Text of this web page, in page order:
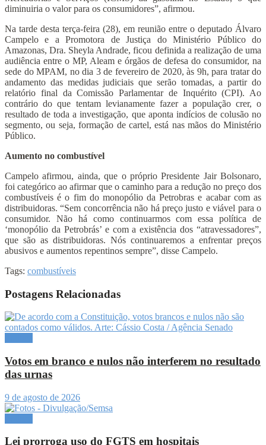
diminuiria o valor para os consumidores”, afirmou.
Na tarde desta terça-feira (28), em reunião entre o deputado Álvaro
Campelo e a Promotora de Justiça do Ministério Público do
Amazonas, Dra. Sheyla Andrade, ficou definida a realização de uma
audiência entre o MP, Aleam e órgãos de defesa do consumidor, na
sede do MPAM, no dia 3 de fevereiro de 2020, às 9h, para tratar do
andamento das medidas judiciais que serão tomadas, a partir do
relatório final da Comissão Parlamentar de Inquérito (CPI). Ao
contrário do que tentam levianamente fazer a população crer, o
resultado de toda a investigação, que aponta indícios de colusão no
segmento, ou seja, formação de cartel, está nas mãos do Ministério
Público.
Aumento no combustível
Campelo afirmou, ainda, que o próprio Presidente Jair Bolsonaro,
foi categórico ao afirmar que o caminho para a redução no preço dos
combustíveis é o fim do monopólio da Petrobras e acabar com as
distribuidoras. “Sem concorrência não há preço justo e viável para o
consumidor. Não há como continuarmos com essa política de
‘monopólio da Petrobrás’ e com a existência dos “atravessadores”,
que são as distribuidoras. Nós continuaremos a enfrentar preços
abusivos e aumentos repentinos sempre”, disse Campelo.
Tags: combustíveis
Postagens Relacionadas
Votos em branco e nulos não interferem no resultado
das urnas
9 de agosto de 2026
Lei prorroga uso do FGTS em hospitais